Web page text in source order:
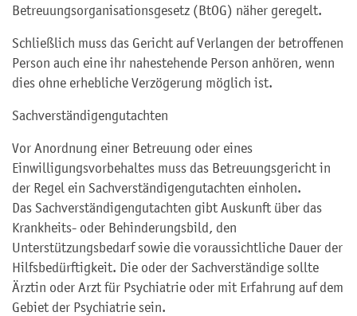
Betreuungsorganisationsgesetz (BtOG) näher geregelt.
Schließlich muss das Gericht auf Verlangen der betroffenen
Person auch eine ihr nahestehende Person anhören, wenn
dies ohne erhebliche Verzögerung möglich ist.
Sachverständigengutachten
Vor Anordnung einer Betreuung oder eines
Einwilligungsvorbehaltes muss das Betreuungsgericht in
der Regel ein Sachverständigengutachten einholen.
Das Sachverständigengutachten gibt Auskunft über das
Krankheits- oder Behinderungsbild, den
Unterstützungsbedarf sowie die voraussichtliche Dauer der
Hilfsbedürftigkeit. Die oder der Sachverständige sollte
Ärztin oder Arzt für Psychiatrie oder mit Erfahrung auf dem
Gebiet der Psychiatrie sein.